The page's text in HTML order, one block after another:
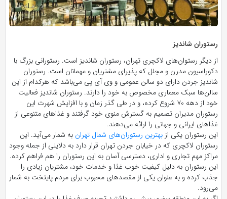
رستوران شاندیز
از دیگر رستوان‌های لاکچری تهران، رستوران شاندیز است. رستورانی بزرگ با
دکوراسیون مدرن و مجلل که پذیرای مشتریان و مهمانان است. رستوران
شاندیز جردن دارای دو سالن عمومی و وی آی پی می‌باشد که هرکدام از این
سالن‌ها سبک معماری مخصوص به خود را دارند. رستوران شاندیز فعالیت
خود از دهه ۷۰ شروع کرده، و در طی گذر زمان و با افزایش شهرت این
رستوران مدیران تصمیم به گسترش منوی خود گرفتند و غذا‌های متنوعی از
غذا‌های ایرانی و جهانی را ارائه می‌دهند.
این رستوران یکی از بهترین رستوران‌های شمال تهران به شمار می‌آید. این
رستوران لاکچری که در خیابان جردن تهران قرار دارد به دلایلی از جمله وجود
مراکز مهم تجاری و اداری، دسترسی آسان به این رستوران را هم فراهم کرده.
این رستوران به دلیل کیفیت خوب غذا و خدمات خود، مشتریان زیادی را
جذب کرده و به عنوان یکی از مقصد‌های محبوب برای مردم پایتخت به شمار
می‌رود.